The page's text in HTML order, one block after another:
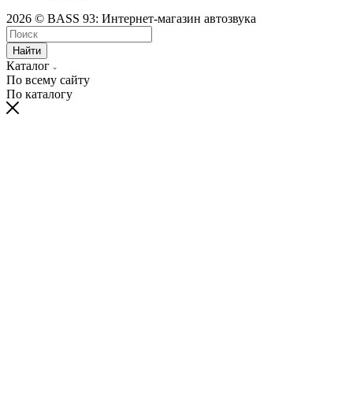
2026 © BASS 93: Интернет-магазин автозвука
Найти
Каталог
По всему сайту
По каталогу